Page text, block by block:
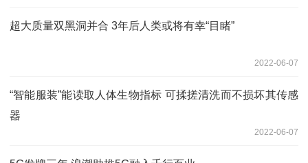
超大质量双黑洞并合 3年后人类或将有幸“目睹”
2022-06-07
“智能服装”能读取人体生物指标 可揉搓清洗而不损坏其传感
器
2022-06-07